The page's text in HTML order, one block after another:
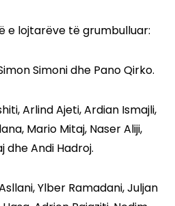
e lojtarëve të grumbulluar:
Simoni dhe Pano Qirko.
Arlind Ajeti, Ardian Ismajli,
Mario Mitaj, Naser Aliji,
dhe Andi Hadroj.
Ylber Ramadani, Juljan